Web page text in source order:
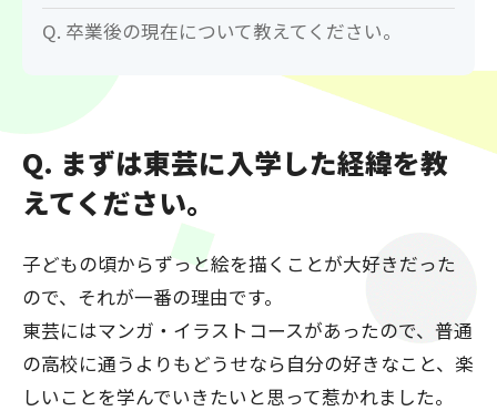
Q. 卒業後の現在について教えてください。
Q. まずは東芸に入学した経緯を教
えてください。
子どもの頃からずっと絵を描くことが大好きだった
ので、それが一番の理由です。
東芸にはマンガ・イラストコースがあったので、普通
の高校に通うよりもどうせなら自分の好きなこと、楽
しいことを学んでいきたいと思って惹かれました。